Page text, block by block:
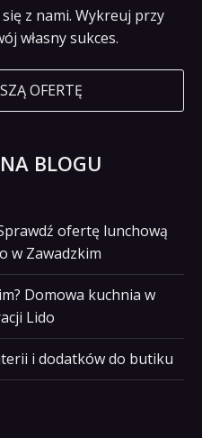
z nami. Wykreuj przy
własny sukces.
OFERTĘ
BLOGU
ofertę lunchową
w Zawadzkim
Domowa kuchnia w
Lido
i dodatków do butiku